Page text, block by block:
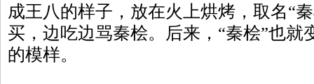
成王八的样子，放在火上烘烤，取名“
买，边吃边骂秦桧。后来，“秦桧”也就
的模样。